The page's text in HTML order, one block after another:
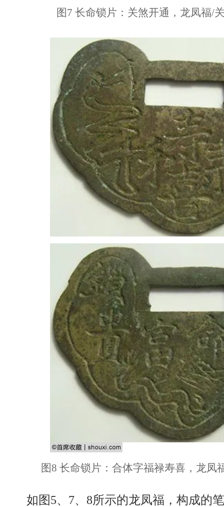
图7 长命锁片：关煞开通，龙凤福/
图8 长命锁片：合体字福禄寿喜，龙凤
如图5、7、8所示的龙凤福，构成的